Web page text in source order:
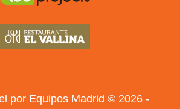
por Equipos Madrid © 2026 -